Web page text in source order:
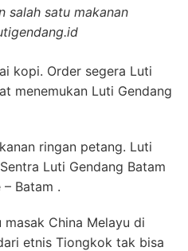
salah satu makanan
kopi. Order segera Luti
menemukan Luti Gendang
ringan petang. Luti
Luti Gendang Batam
Batam .
China Melayu di
etnis Tiongkok tak bisa